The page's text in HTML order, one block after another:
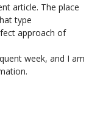
article. The place
type
approach of
week, and I am